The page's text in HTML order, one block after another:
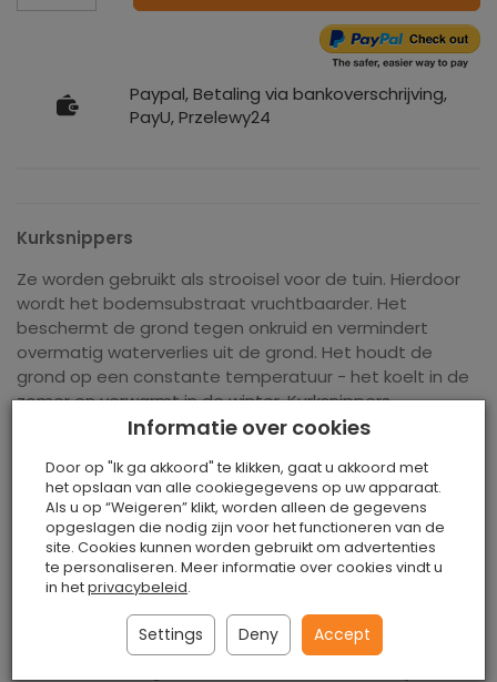
Paypal, Betaling via bankoverschrijving,
PayU, Przelewy24
Kurksnippers
Ze worden gebruikt als strooisel voor de tuin. Hierdoor
wordt het bodemsubstraat vruchtbaarder. Het
beschermt de grond tegen onkruid en vermindert
overmatig waterverlies uit de grond. Het houdt de
grond op een constante temperatuur - het koelt in de
zomer en verwarmt in de winter. Kurksnippers
stimuleren de groei van micro-organismen zoals
voedingsstoffen die planten gezonder
maken en beter laten groeien. De snippers zorgen
ervoor dat de tuin er beter verzorgd uitziet. Ze
voorkomen ook overmatige aangroei van planten.
Aan de andere kant kun je de snippers ook gebruiken als
Informatie over cookies
Door op "Ik ga akkoord" te klikken, gaat u akkoord met
het opslaan van alle cookiegegevens op uw apparaat.
Als u op “Weigeren” klikt, worden alleen de gegevens
opgeslagen die nodig zijn voor het functioneren van de
site. Cookies kunnen worden gebruikt om advertenties
te personaliseren. Meer informatie over cookies vindt u
in hetprivacybeleid.
Settings Deny Accept